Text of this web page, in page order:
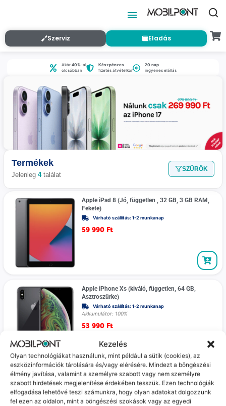
Kezelés
Olyan technológiákat használunk, mint például a sütik (cookies), az
eszközinformációk tárolására és/vagy elérésére. Mindezt a böngészési
élmény javítása, valamint a személyre szabott vagy nem személyre
szabott hirdetések megjelenítése érdekében tesszük. Ezen technológiák
elfogadása lehetővé teszi számunkra, hogy olyan adatokat dolgozzunk
fel ezen az oldalon, mint a böngészési szokások vagy az egyedi
Szerviz Eladás
Akár40%-al
olcsóbban
Készpénzes
fizetés átvételkor
20 nap
ingyenes elállás
Termékek
Jelenleg 4találat
SZŰRŐK
Apple iPad 8 (Jó, független , 32 GB, 3 GB RAM,
Fekete)
Várható szállítás: 1-2 munkanap
59 990 Ft
Apple iPhone Xs (kiváló, független, 64 GB,
Asztroszürke)
Várható szállítás: 1-2 munkanap
Akkumulátor: 100%
53 990 Ft
Apple iPad Air 7 (M3) WiFi (újszerű, , 256 GB, 8
GB RAM, asztroszürke)
Várható szállítás: 1-2 munkanap
Akkumulátor: 94%